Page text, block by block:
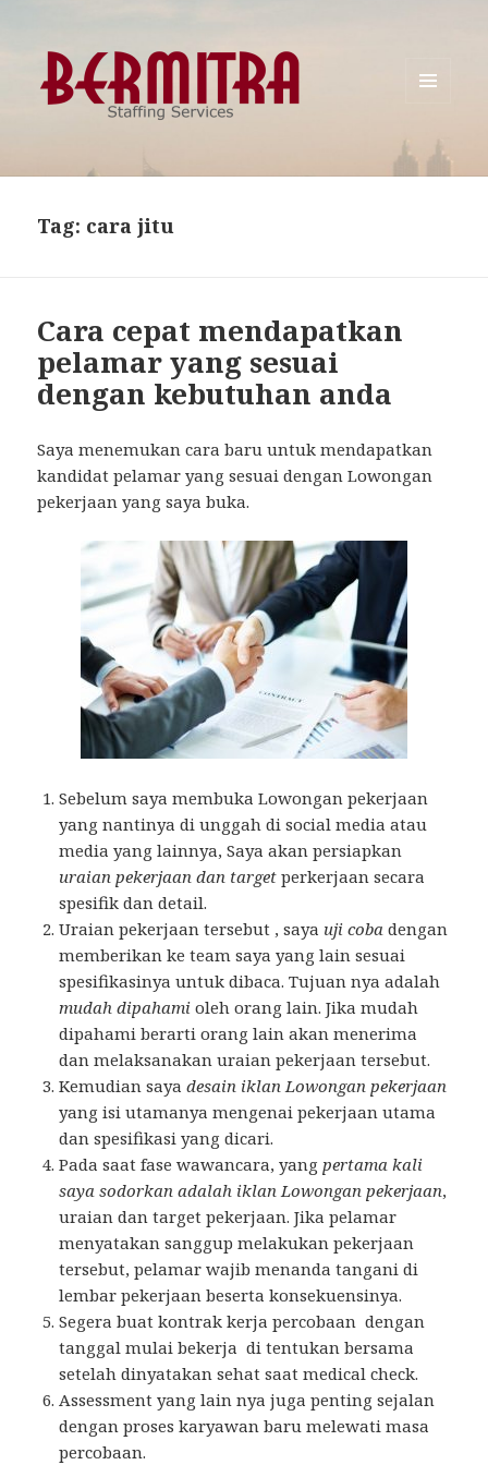
Tag: cara jitu
Cara cepat mendapatkan
pelamar yang sesuai
dengan kebutuhan anda
Saya menemukan cara baru untuk mendapatkan
kandidat pelamar yang sesuai dengan Lowongan
pekerjaan yang saya buka.
Sebelum saya membuka Lowongan pekerjaan
yang nantinya di unggah di social media atau
media yang lainnya, Saya akan persiapkan
uraian pekerjaan dan target perkerjaan secara
spesifik dan detail.
Uraian pekerjaan tersebut , saya uji coba dengan
memberikan ke team saya yang lain sesuai
spesifikasinya untuk dibaca. Tujuan nya adalah
mudah dipahami oleh orang lain. Jika mudah
dipahami berarti orang lain akan menerima
dan melaksanakan uraian pekerjaan tersebut.
Kemudian saya desain iklan Lowongan pekerjaan
yang isi utamanya mengenai pekerjaan utama
dan spesifikasi yang dicari.
Pada saat fase wawancara, yang pertama kali
saya sodorkan adalah iklan Lowongan pekerjaan,
uraian dan target pekerjaan. Jika pelamar
menyatakan sanggup melakukan pekerjaan
tersebut, pelamar wajib menanda tangani di
lembar pekerjaan beserta konsekuensinya.
Segera buat kontrak kerja percobaan dengan
tanggal mulai bekerja di tentukan bersama
setelah dinyatakan sehat saat medical check.
Assessment yang lain nya juga penting sejalan
dengan proses karyawan baru melewati masa
percobaan.